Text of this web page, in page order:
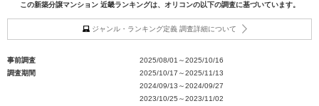
この新築分譲マンション 近畿ランキングは、オリコンの以下の調査に基づいています。
ジャンル・ランキング定義 調査詳細について
事前調査
2025/08/01～2025/10/16
調査期間
2025/10/17～2025/11/13
2024/09/13～2024/09/27
2023/10/25～2023/11/02